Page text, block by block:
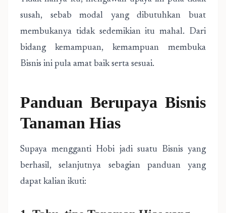
susah, sebab modal yang dibutuhkan buat
membukanya tidak sedemikian itu mahal. Dari
bidang kemampuan, kemampuan membuka
Bisnis ini pula amat baik serta sesuai.
Panduan Berupaya Bisnis
Tanaman Hias
Supaya mengganti Hobi jadi suatu Bisnis yang
berhasil, selanjutnya sebagian panduan yang
dapat kalian ikuti: